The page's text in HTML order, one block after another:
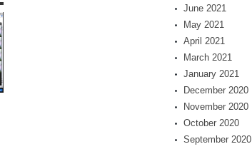
June 2021
May 2021
April 2021
March 2021
January 2021
December 2020
November 2020
October 2020
September 2020